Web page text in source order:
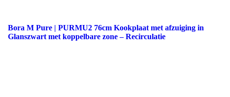
Bora M Pure | PURMU2 76cm Kookplaat met afzuiging in
Glanszwart met koppelbare zone – Recirculatie